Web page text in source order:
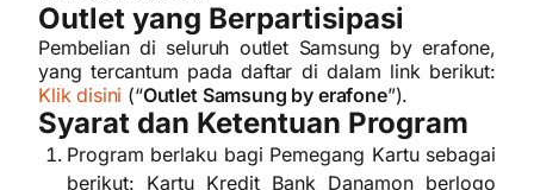
Outlet yang Berpartisipasi
Pembelian di seluruh outlet Samsung by erafone,
yang tercantum pada daftar di dalam link berikut:
Klik disini (“Outlet Samsung by erafone”).
Syarat dan Ketentuan Program
Program berlaku bagi Pemegang Kartu sebagai
berikut: Kartu Kredit Bank Danamon berlogo